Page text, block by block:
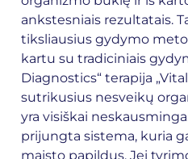
ankstesniais rezultatais.
tiksliausius gydymo
kartu su tradiciniais
Diagnostics“ terapija
sutrikusius nesveikų
yra visiškai
prijungta sistema, kuria
maisto papildus. Jei